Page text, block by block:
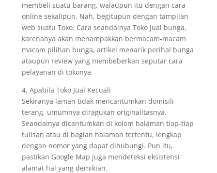
membeli suatu barang, walaupun itu dengan cara
online sekalipun. Nah, begitupun dengan tampilan
web suatu Toko. Cara seandainya Toko Jual bunga,
karenanya akan menampakkan bermacam-macam
macam pilihan bunga, artikel menarik perihal bunga
ataupun review yang membeberkan seputar cara
pelayanan di tokonya.
4. Apabila Toko Jual Kecuali
Sekiranya laman tidak mencantumkan domisili
terang, umumnya diragukan originalitasnya.
Seandainya dicantumkan di kolom halaman tiap-tiap
tulisan atau di bagian halaman tertentu, lengkap
dengan nomor yang dapat dihubungi. Pun itu,
pastikan Google Map juga mendeteksi eksistensi
alamat hal yang demikian.